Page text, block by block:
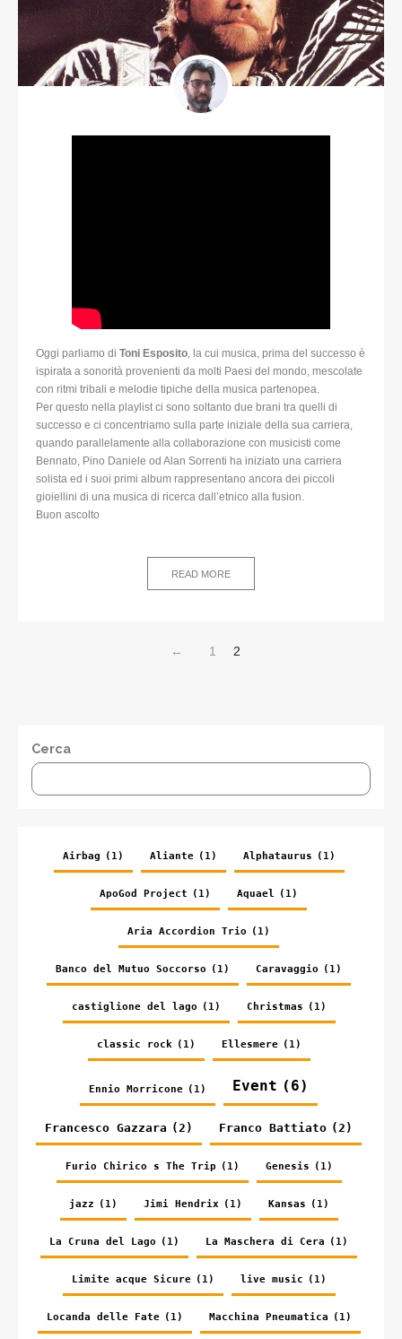
Oggi parliamo di Toni Esposito , la cui musica, prima del successo è
ispirata a sonorità provenienti da molti Paesi del mondo, mescolate
con ritmi tribali e melodie tipiche della musica partenopea.
Per questo nella playlist ci sono soltanto due brani tra quelli di
successo e ci concentriamo sulla parte iniziale della sua carriera,
quando parallelamente alla collaborazione con musicisti come
Bennato, Pino Daniele od Alan Sorrenti ha iniziato una carriera
solista ed i suoi primi album rappresentano ancora dei piccoli
gioiellini di una musica di ricerca dall’etnico alla fusion.
Buon ascolto
READ MORE
← 1 2
Cerca
Airbag (1) Aliante (1) Alphataurus (1)
ApoGod Project (1) Aquael (1)
Aria Accordion Trio (1)
Banco del Mutuo Soccorso (1) Caravaggio (1)
castiglione del lago (1) Christmas (1)
classic rock (1) Ellesmere (1)
Ennio Morricone (1) Event (6)
Francesco Gazzara (2) Franco Battiato (2)
Furio Chirico s The Trip (1) Genesis (1)
jazz (1) Jimi Hendrix (1) Kansas (1)
La Cruna del Lago (1) La Maschera di Cera (1)
Limite acque Sicure (1) live music (1)
Locanda delle Fate (1) Macchina Pneumatica (1)